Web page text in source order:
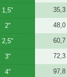
1,5" 35,3
2" 48,0
2,5" 60,7
3" 72,3
4" 97,8